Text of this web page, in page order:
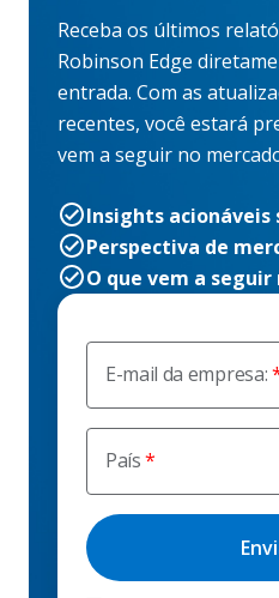
E-mail da empresa:
País
Receba os últimos
Robinson Edge
entrada. Com as
recentes, você estará
vem a seguir no
Insights
Perspectiva de
O que vem a